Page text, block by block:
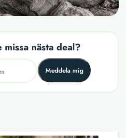
nästa deal?
Meddela mig